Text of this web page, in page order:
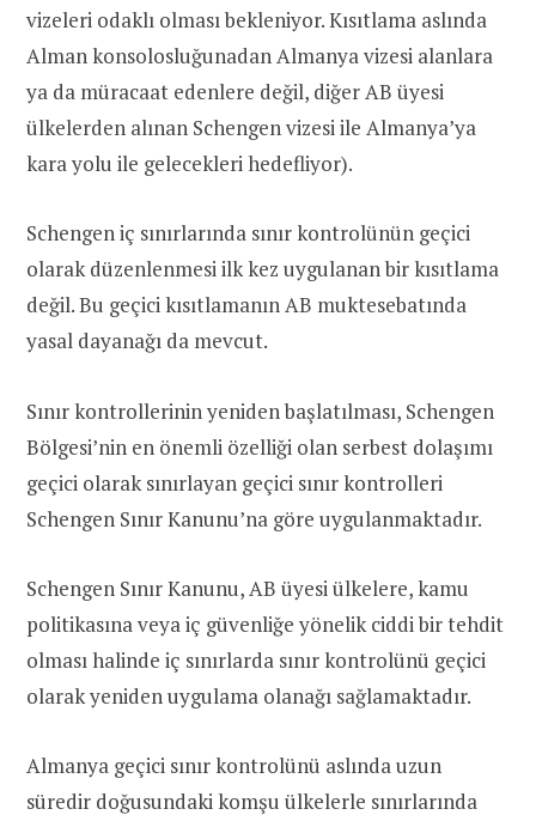
vizeleri odaklı olması bekleniyor.Kısıtlama aslında
Alman konsolosluğunadan Almanya vizesi alanlara
ya da müracaat edenlere değil, diğer AB üyesi
ülkelerden alınan Schengen vizesi ile Almanya’ya
kara yolu ile gelecekleri hedefliyor).
Schengen iç sınırlarında sınır kontrolünün geçici
olarak düzenlenmesi ilk kez uygulanan bir kısıtlama
değil. Bu geçici kısıtlamanın AB muktesebatında
yasal dayanağı da mevcut.
Sınır kontrollerinin yeniden başlatılması, Schengen
Bölgesi’nin en önemli özelliği olan serbest dolaşımı
geçici olarak sınırlayan geçici sınır kontrolleri
Schengen Sınır Kanunu’na göre uygulanmaktadır.
Schengen Sınır Kanunu, AB üyesi ülkelere, kamu
politikasına veya iç güvenliğe yönelik ciddi bir tehdit
olması halinde iç sınırlarda sınır kontrolünü geçici
olarak yeniden uygulama olanağı sağlamaktadır.
Almanya geçici sınır kontrolünü aslında uzun
süredir doğusundaki komşu ülkelerle sınırlarında